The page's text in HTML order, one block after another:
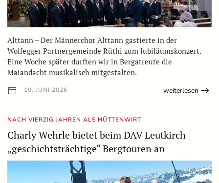
Alttann – Der Männerchor Alttann gastierte in der
Wolfegger Partnergemeinde Rüthi zum Jubiläumskonzert.
Eine Woche später durften wir in Bergatreute die
Maiandacht musikalisch mitgestalten.
10. JUNI 2026 weiterlesen
NACH VIERZIG JAHREN ALS HÜTTENWIRT
Charly Wehrle bietet beim DAV Leutkirch
„geschichtsträchtige“ Bergtouren an